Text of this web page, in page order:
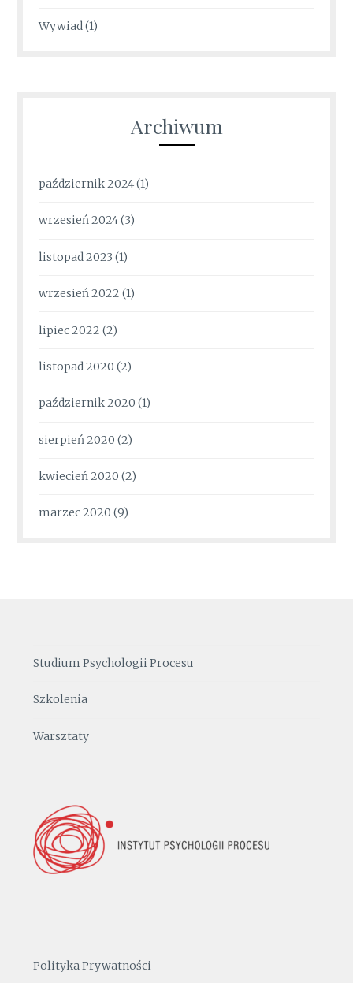
Wywiad(1)
Archiwum
październik 2024(1)
wrzesień 2024(3)
listopad 2023 (1)
wrzesień 2022 (1)
lipiec 2022 (2)
listopad 2020 (2)
październik 2020 (1)
sierpień 2020 (2)
kwiecień 2020 (2)
marzec 2020 (9)
Studium Psychologii Procesu
Szkolenia
Warsztaty
Polityka Prywatności